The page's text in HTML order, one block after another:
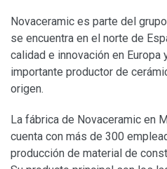
Novaceramic es parte del
se encuentra en el norte de
calidad e innovación en Europa
importante productor de
origen.
La fábrica de Novaceramic en
cuenta con más de 300
producción de material de